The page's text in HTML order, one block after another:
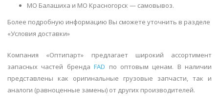
МО Балашиха и МО Красногорск — самовывоз.
Более подробную информацию Вы сможете уточнить в разделе
«Условия доставки»
Компания «Оптипарт» предлагает широкий ассортимент
запасных частей брендаFAD по оптовым ценам. В наличии
представлены как оригинальные грузовые запчасти, так и
аналоги (равноценные замены) от других производителей.